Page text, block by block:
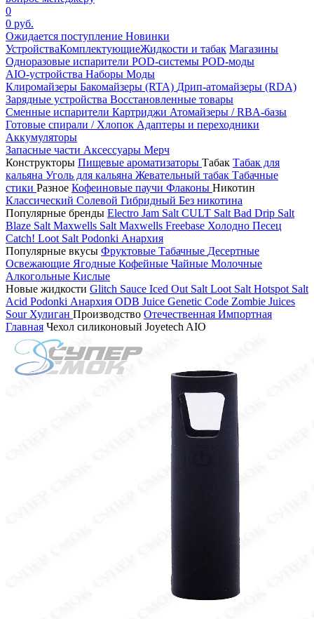
0
0 руб.
Ожидается поступление Новинки
УстройстваКомплектующиеЖидкости и табак Магазины
Одноразовые испарители POD-системы POD-моды
AIO-устройства Наборы Моды
Клиромайзеры Бакомайзеры (RTA) Дрип-атомайзеры (RDA)
Зарядные устройства Восстановленные товары
Сменные испарители Картриджи Атомайзеры / RBA-базы
Готовые спирали / Хлопок Адаптеры и переходники
Аккумуляторы
Запасные части Аксессуары Мерч
Конструкторы Пищевые ароматизаторы Табак Табак для
кальяна Уголь для кальяна Жевательный табак Табачные
стики Разное Кофеиновые паучи Флаконы Никотин
Классический Солевой Гибридный Без никотина
Популярные бренды Electro Jam Salt CULT Salt Bad Drip Salt
Blaze Salt Maxwells Salt Maxwells Freebase Холодно Песец
Catch! Loot Salt Podonki Анархия
Популярные вкусы Фруктовые Табачные Десертные
Освежающие Ягодные Кофейные Чайные Молочные
Алкогольные Кислые
Новые жидкости Glitch Sauce Iced Out Salt Loot Salt Hotspot Salt
Acid Podonki Анархия ODB Juice Genetic Code Zombie Juices
Sour Хулиган Производство Отечественная Импортная
Главная Чехол силиконовый Joyetech AIO